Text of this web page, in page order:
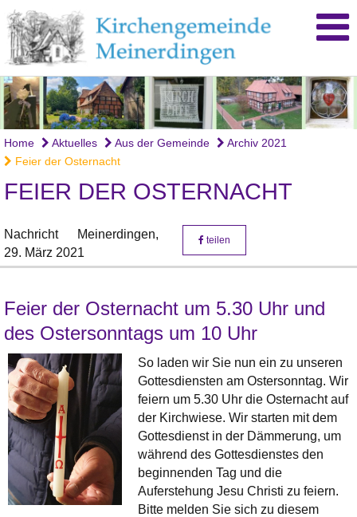
Home Aktuelles Aus der Gemeinde
Archiv 2021
Feier der Osternacht
FEIER DER OSTERNACHT
Nachricht
Meinerdingen,
29. März 2021
teilen
Feier der Osternacht um 5.30 Uhr und
des Ostersonntags um 10 Uhr
So laden wir Sie nun ein zu unseren
Gottesdiensten am Ostersonntag. Wir
feiern um 5.30 Uhr die Osternacht auf
der Kirchwiese. Wir starten mit dem
Gottesdienst in der Dämmerung, um
während des Gottesdienstes den
beginnenden Tag und die
Auferstehung Jesu Christi zu feiern.
Bitte melden Sie sich zu diesem